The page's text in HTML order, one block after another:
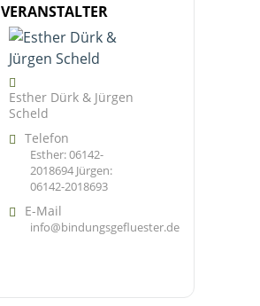
VERANSTALTER
Esther Dürk & Jürgen
Scheld
Telefon
Esther: 06142-
2018694 Jürgen:
06142-2018693
E-Mail
info@bindungsgefluester.de